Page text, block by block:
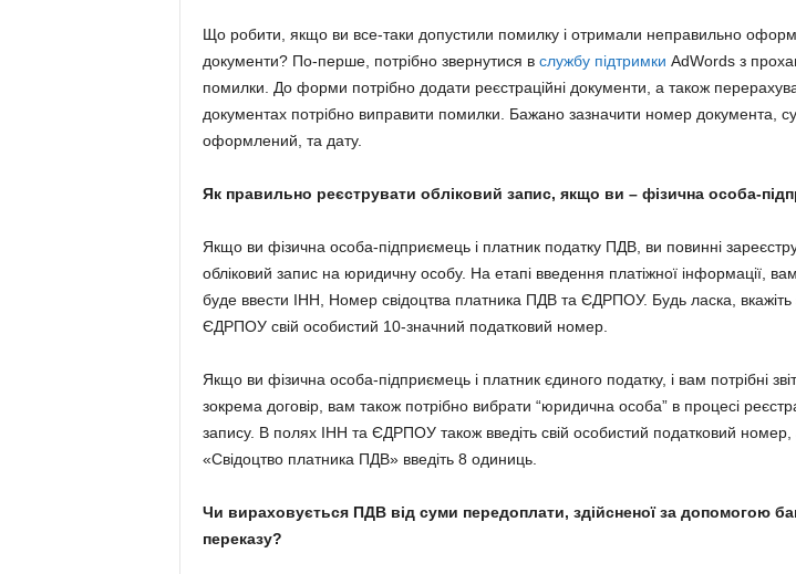
Що робити, якщо ви все-таки допустили помилку і отримали неправильно
документи? По-перше, потрібно звернутися в службу підтримки AdWords з
помилки. До форми потрібно додати реєстраційні документи, а також
документах потрібно виправити помилки. Бажано зазначити номер документа,
оформлений, та дату.
Як правильно реєструвати обліковий запис, якщо ви – фізична особа-
Якщо ви фізична особа-підприємець і платник податку ПДВ, ви повинні
обліковий запис на юридичну особу. На етапі введення платіжної інформації,
буде ввести ІНН, Номер свідоцтва платника ПДВ та ЄДРПОУ. Будь ласка, вкажіть
ЄДРПОУ свій особистий 10-значний податковий номер.
Якщо ви фізична особа-підприємець і платник єдиного податку, і вам потрібні
зокрема договір, вам також потрібно вибрати “юридична особа” в процесі
запису. В полях ІНН та ЄДРПОУ також введіть свій особистий податковий номер,
«Свідоцтво платника ПДВ» введіть 8 одиниць.
Чи вираховується ПДВ від суми передоплати, здійсненої за допомогою
переказу?